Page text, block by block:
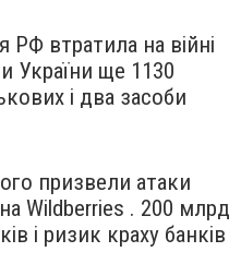
РФ втратила на війні
України ще 1130
і два засоби
призвели атаки
Wildberries . 200 млрд
і ризик краху банків